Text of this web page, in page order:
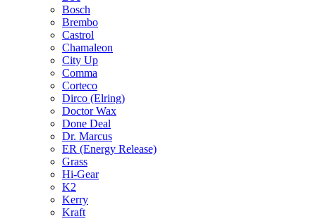
Bosch
Brembo
Castrol
Chamaleon
City Up
Comma
Corteco
Dirco (Elring)
Doctor Wax
Done Deal
Dr. Marcus
ER (Energy Release)
Grass
Hi-Gear
K2
Kerry
Kraft